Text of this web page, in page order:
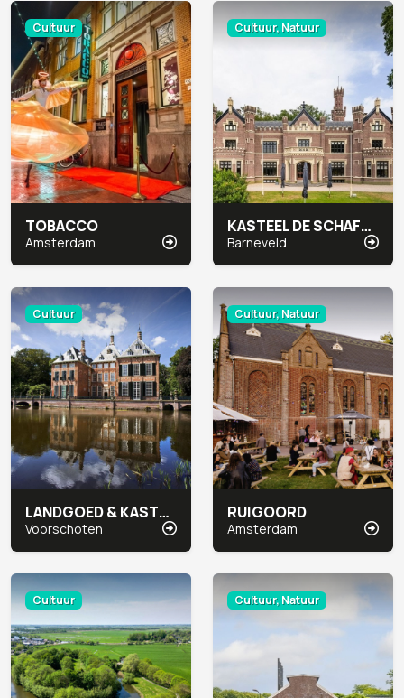
Cultuur
TOBACCO
Amsterdam
Cultuur, Natuur
KASTEEL DE SCHAFFELAAR
Barneveld
Cultuur
LANDGOED & KASTEEL DUIVENVOORDE
Voorschoten
Cultuur, Natuur
RUIGOORD
Amsterdam
Cultuur Cultuur, Natuur